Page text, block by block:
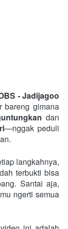
- Jadijagoo
bareng gimana
—nggak peduli
langkahnya,
terbukti bisa
Santai aja,
ngerti semua